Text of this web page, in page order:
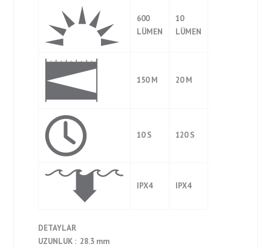
600
LÜMEN
10
LÜMEN
150 M 20 M
10 S 120 S
IPX4 IPX4
DETAYLAR
UZUNLUK : 28.3 mm